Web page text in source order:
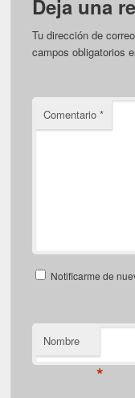
Deja una
Tu dirección de
campos obligatorios
Comentario*
Notificarme de
Nombre
*